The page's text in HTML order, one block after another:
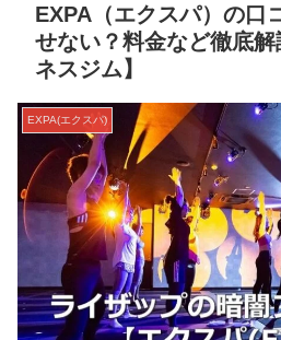
EXPA（エクスパ）の口
せない？料金など徹底
ネスジム】
EXPA(エクスパ)